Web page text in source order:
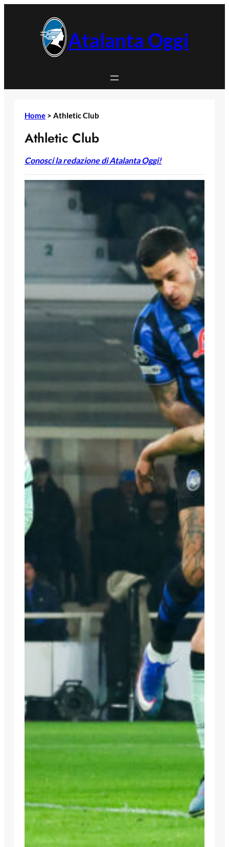
Atalanta Oggi
Home > Athletic Club
Athletic Club
Conosci la redazione di Atalanta Oggi!